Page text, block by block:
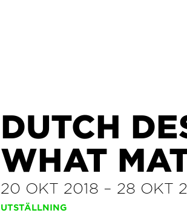
DUTCH
WHAT
20 OKT 2018 – 28 OKT
UTSTÄLLNING